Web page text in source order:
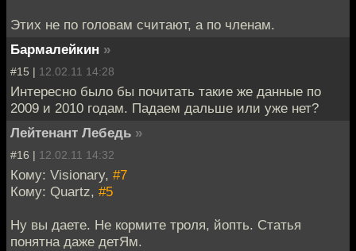
Этих не по головам считают, а по членам.
Бармалейкин »
#15 | 12.02.11 14:28
Интересно было бы почитать такие же данные по
2009 и 2010 годам. Падаем дальше или уже нет?
Лейтенант Лебедь »
#16 | 12.02.11 14:32
Кому: Visionary, #7
Кому: Quartz, #5
Ну вы даете. Не кормите троля, йопть. Статья
понятна даже детЯм.